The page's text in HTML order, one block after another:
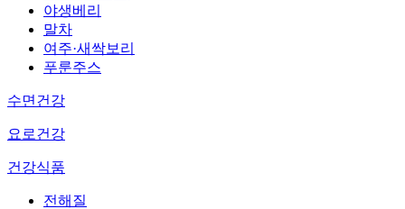
야생베리
말차
여주·새싹보리
푸룬주스
수면건강
요로건강
건강식품
전해질